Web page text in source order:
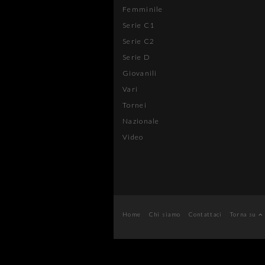
Femminile
Serie C1
Serie C2
Serie D
Giovanili
Vari
Tornei
Nazionale
Video
Home Chi siamo Contattaci Torna su